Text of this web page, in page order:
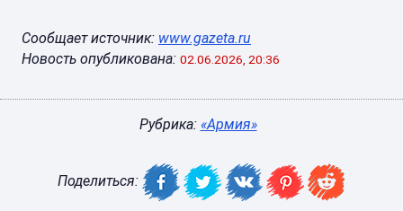
Сообщает источник: www.gazeta.ru
Новость опубликована: 02.06.2026, 20:36
Рубрика: «Армия»
Поделиться: